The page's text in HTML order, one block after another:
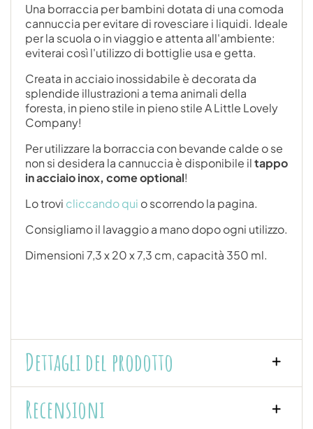
Una borraccia per bambini dotata di una comoda
cannuccia per evitare di rovesciare i liquidi. Ideale
per la scuola o in viaggio e attenta all'ambiente:
eviterai così l'utilizzo di bottiglie usa e getta.
Creata in acciaio inossidabile è decorata da
splendide illustrazioni a tema animali della
foresta, in pieno stile in pieno stile A Little Lovely
Company!
Per utilizzare la borraccia con bevande calde o se
non si desidera la cannuccia è disponibile iltappo
in acciaio inox, come optional!
Lo trovi cliccando qui o scorrendo la pagina.
Consigliamo il lavaggio a mano dopo ogni utilizzo.
Dimensioni 7,3 x 20 x 7,3 cm, capacità 350 ml.
Dettagli del prodotto
Recensioni